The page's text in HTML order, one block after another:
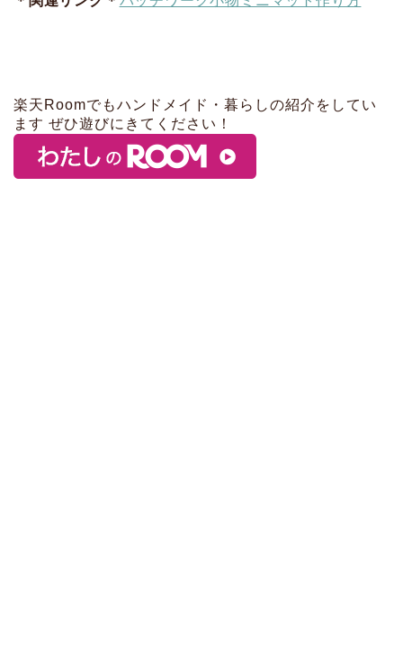
楽天Roomでもハンドメイド・暮らしの紹介をしてい
ます ぜひ遊びにきてください！